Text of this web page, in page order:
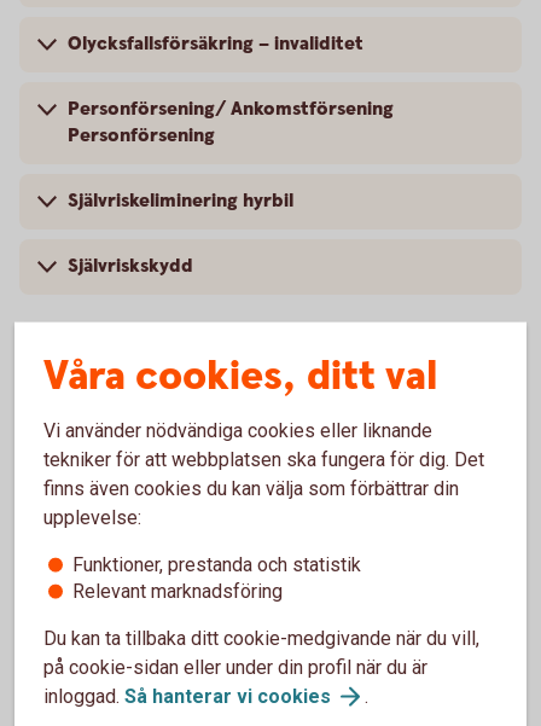
Olycksfallsförsäkring – invaliditet
Personförsening/ Ankomstförsening
Personförsening
Självriskeliminering hyrbil
Självriskskydd
Villkor kompletterande kortförsäkring vid
resa
Villkor för bagageskydd
Villkor för akut sjukdom och olycksfall
Köpförsäkring
Våra cookies, ditt val
Vi använder nödvändiga cookies eller liknande
tekniker för att webbplatsen ska fungera för dig. Det
finns även cookies du kan välja som förbättrar din
upplevelse:
Funktioner, prestanda och statistik
Relevant marknadsföring
Du kan ta tillbaka ditt cookie-medgivande när du vill,
på cookie-sidan eller under din profil när du är
inloggad. Så hanterar vi cookies .